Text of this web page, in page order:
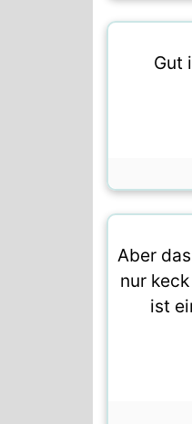
Gut
Aber
nur
ist